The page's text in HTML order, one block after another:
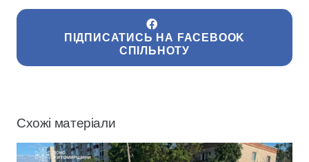
ПІДПИСАТИСЬ НА FACEBOOK
СПІЛЬНОТУ
Схожі матеріали